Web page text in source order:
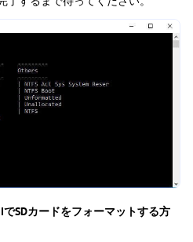
でSDカードをフォーマットする方